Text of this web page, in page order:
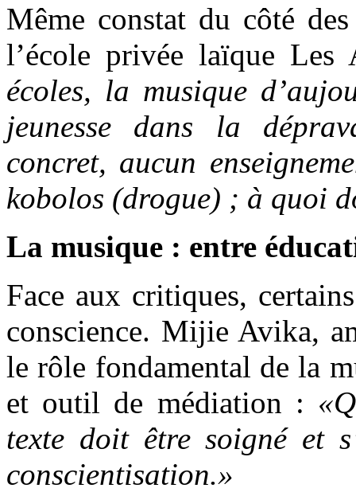
Même constat du côté
l’école privée laïque
écoles, la musique
jeunesse dans la
concret, aucun
kobolos (drogue) ; à quoi
La musique : entre
Face aux critiques,
conscience. Mijie Avika,
le rôle fondamental de la
et outil de médiation :
texte doit être soigné et
conscientisation.»